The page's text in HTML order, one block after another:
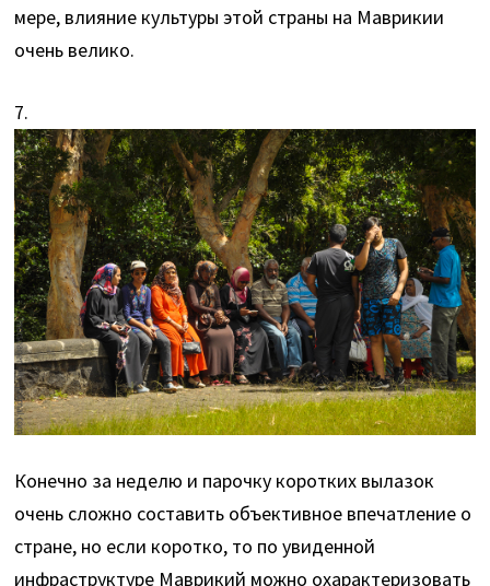
мере, влияние культуры этой страны на Маврикии
очень велико.
7.
Конечно за неделю и парочку коротких вылазок
очень сложно составить объективное впечатление о
стране, но если коротко, то по увиденной
инфраструктуре Маврикий можно охарактеризовать